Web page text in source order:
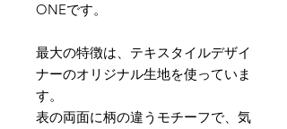
ONEです。
最大の特徴は、テキスタイルデザイ
ナーのオリジナル生地を使っていま
す。
表の両面に柄の違うモチーフで、気